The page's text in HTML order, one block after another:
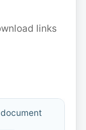
links